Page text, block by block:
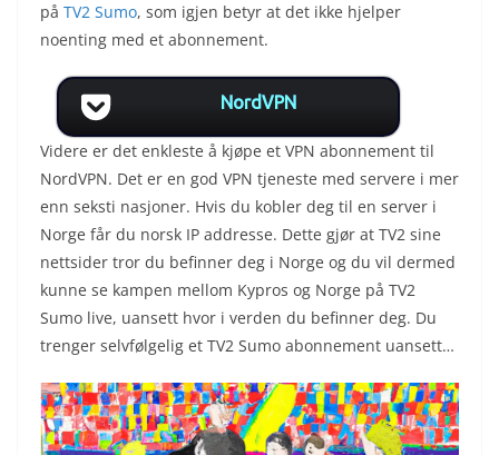
på TV2 Sumo, som igjen betyr at det ikke hjelper
noenting med et abonnement.
NordVPN
Videre er det enkleste å kjøpe et VPN abonnement til
NordVPN. Det er en god VPN tjeneste med servere i mer
enn seksti nasjoner. Hvis du kobler deg til en server i
Norge får du norsk IP addresse. Dette gjør at TV2 sine
nettsider tror du befinner deg i Norge og du vil dermed
kunne se kampen mellom Kypros og Norge på TV2
Sumo live, uansett hvor i verden du befinner deg. Du
trenger selvfølgelig et TV2 Sumo abonnement uansett…